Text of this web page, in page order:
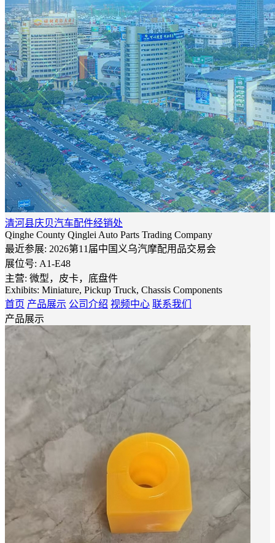
清河县庆贝汽车配件经销处
Qinghe County Qinglei Auto Parts Trading Company
最近参展: 2026第11届中国义乌汽摩配用品交易会
展位号: A1-E48
主营: 微型，皮卡，底盘件
Exhibits: Miniature, Pickup Truck, Chassis Components
首页 产品展示 公司介绍 视频中心 联系我们
产品展示